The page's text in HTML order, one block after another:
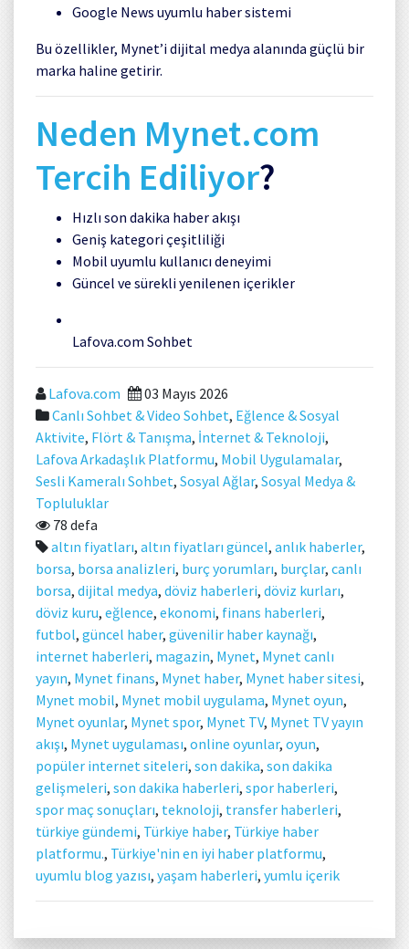
Google News uyumlu haber sistemi
Bu özellikler, Mynet’i dijital medya alanında güçlü bir
marka haline getirir.
Neden Mynet.com
Tercih Ediliyor?
Hızlı son dakika haber akışı
Geniş kategori çeşitliliği
Mobil uyumlu kullanıcı deneyimi
Güncel ve sürekli yenilenen içerikler
Lafova.com Sohbet
Lafova.com
03 Mayıs 2026
Canlı Sohbet & Video Sohbet, Eğlence & Sosyal
Aktivite, Flört & Tanışma, İnternet & Teknoloji,
Lafova Arkadaşlık Platformu, Mobil Uygulamalar,
Sesli Kameralı Sohbet, Sosyal Ağlar, Sosyal Medya &
Topluluklar
78 defa
altın fiyatları, altın fiyatları güncel, anlık haberler,
borsa, borsa analizleri, burç yorumları, burçlar, canlı
borsa, dijital medya, döviz haberleri, döviz kurları,
döviz kuru, eğlence, ekonomi, finans haberleri,
futbol, güncel haber, güvenilir haber kaynağı,
internet haberleri, magazin, Mynet, Mynet canlı
yayın, Mynet finans, Mynet haber, Mynet haber sitesi,
Mynet mobil, Mynet mobil uygulama, Mynet oyun,
Mynet oyunlar, Mynet spor, Mynet TV, Mynet TV yayın
akışı, Mynet uygulaması, online oyunlar, oyun,
popüler internet siteleri, son dakika, son dakika
gelişmeleri, son dakika haberleri, spor haberleri,
spor maç sonuçları, teknoloji, transfer haberleri,
türkiye gündemi, Türkiye haber, Türkiye haber
platformu., Türkiye'nin en iyi haber platformu,
uyumlu blog yazısı, yaşam haberleri, yumlu içerik